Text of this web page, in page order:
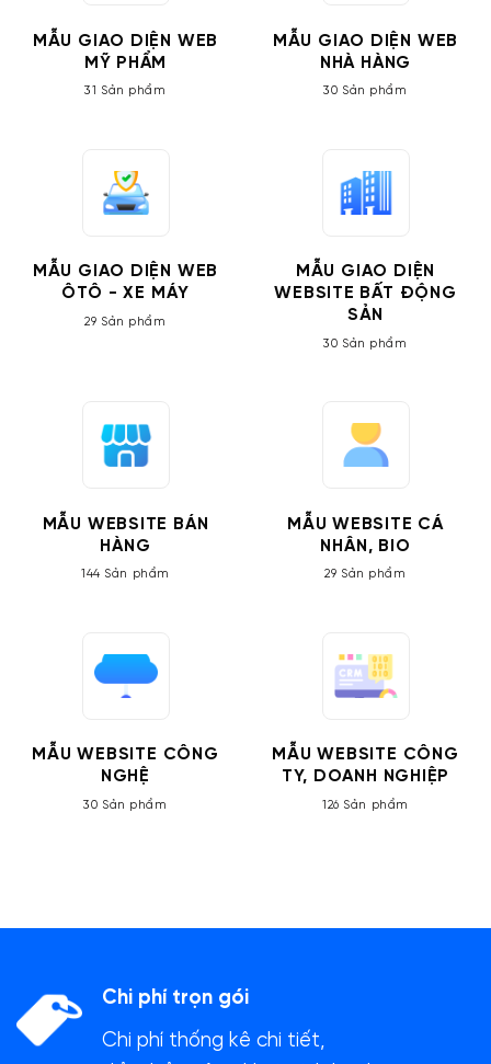
MẪU GIAO DIỆN WEB
MỸ PHẨM
31 Sản phẩm
MẪU GIAO DIỆN WEB
NHÀ HÀNG
30 Sản phẩm
MẪU GIAO DIỆN WEB
ÔTÔ - XE MÁY
29 Sản phẩm
MẪU GIAO DIỆN
WEBSITE BẤT ĐỘNG
SẢN
30 Sản phẩm
MẪU WEBSITE BÁN
HÀNG
144 Sản phẩm
MẪU WEBSITE CÁ
NHÂN, BIO
29 Sản phẩm
MẪU WEBSITE CÔNG
NGHỆ
30 Sản phẩm
MẪU WEBSITE CÔNG
TY, DOANH NGHIỆP
126 Sản phẩm
Chi phí trọn gói
Chi phí thống kê chi tiết,